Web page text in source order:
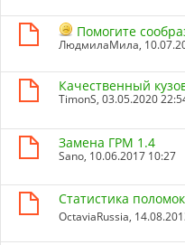
Помогите
ЛюдмилаМила,
Качественный
TimonS, 03.05.2020
Замена ГРМ 1.4
Sano, 10.06.2017 10:27
Статистика
OctaviaRussia,